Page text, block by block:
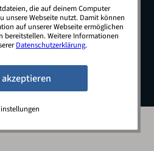
· All rights reserved.
Newsletter
Kontakt
Datenschutz
die auf deinem Computer
unsere Webseite nutzt. Damit können
auf unserer Webseite ermöglichen
bereitstellen. Weitere Informationen
Datenschutzerklärung.